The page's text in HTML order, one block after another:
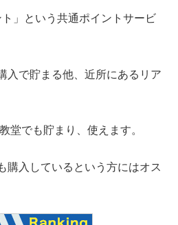
」という共通ポイントサービ
入で貯まる他、近所にあるリア
堂でも貯まり、使えます。
購入しているという方にはオス